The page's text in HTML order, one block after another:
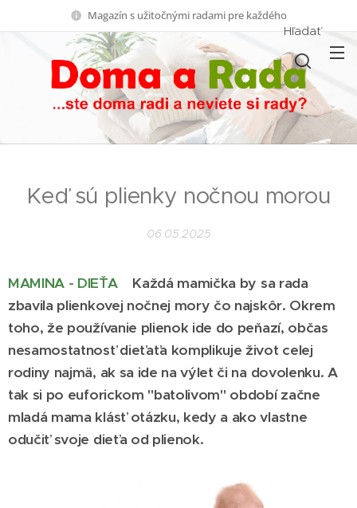
Magazín s užitočnými radami pre každého
Hľadať
Keď sú plienky nočnou morou
06.05.2025
MAMINA - DIEŤA
Každá mamička by sa rada
zbavila plienkovej nočnej mory čo najskôr. Okrem
toho, že používanie plienok ide do peňazí, občas
nesamostatnosť dieťaťa komplikuje život celej
rodiny najmä, ak sa ide na výlet či na dovolenku. A
tak si po euforickom "batolivom" období začne
mladá mama klásť otázku, kedy a ako vlastne
odučiť svoje dieťa od plienok.